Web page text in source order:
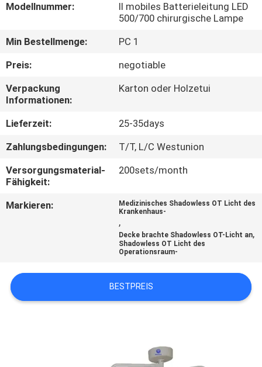
QUALITÄTSKONTROLLE
TRETEN
SIE
MIT
UNS
IN
VERBINDUNG
NACHRICHTEN
PRIVACY
Modellnummer:
II mobiles Batterieleitung LED
500/700 chirurgische Lampe
Min Bestellmenge:
PC 1
Preis:
negotiable
Verpackung
Informationen:
Karton oder Holzetui
Lieferzeit:
25-35days
Zahlungsbedingungen:
T/T, L/C Westunion
Versorgungsmaterial-
Fähigkeit:
200sets/month
Markieren:
Medizinisches Shadowless OT Licht des
Krankenhaus-
,
Decke brachte Shadowless OT-Licht an,
Shadowless OT Licht des
Operationsraum-
BESTPREIS